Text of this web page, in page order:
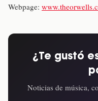
Webpage:
¿Te gustó
Noticias de música,